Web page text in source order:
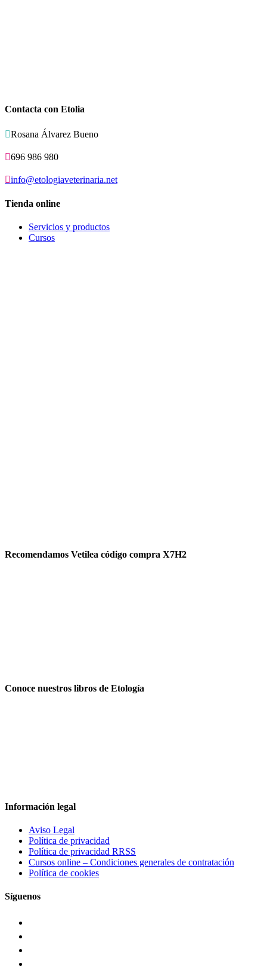
Contacta con Etolia
Rosana Álvarez Bueno
696 986 980
info@etologiaveterinaria.net
Tienda online
Servicios y productos
Cursos
Recomendamos Vetilea código compra X7H2
Conoce nuestros libros de Etología
Información legal
Aviso Legal
Política de privacidad
Política de privacidad RRSS
Cursos online – Condiciones generales de contratación
Política de cookies
Síguenos